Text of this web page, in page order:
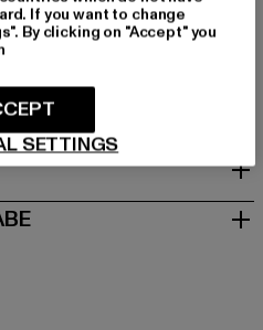
| 64372 Ober-Ramstadt |
If you want to change
By clicking on "Accept" you
SETTINGS